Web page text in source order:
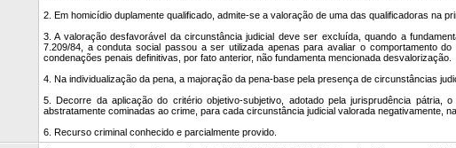
2. Em homicídio duplamente qualificado, admite-se a valoração de uma das qualificadoras na
3. A valoração desfavorável da circunstância judicial deve ser excluída, quando a
7.209/84, a conduta social passou a ser utilizada apenas para avaliar o comportamento
condenações penais definitivas, por fato anterior, não fundamenta mencionada desvalorização.
4. Na individualização da pena, a majoração da pena-base pela presença de circunstâncias
5. Decorre da aplicação do critério objetivo-subjetivo, adotado pela jurisprudência
abstratamente cominadas ao crime, para cada circunstância judicial valorada negativamente,
6. Recurso criminal conhecido e parcialmente provido.